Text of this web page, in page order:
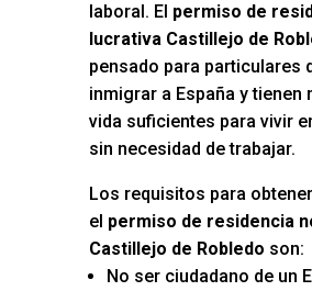
laboral. El permiso de
lucrativa Castillejo de
pensado para particulares
inmigrar a España y tienen
vida suficientes para vivir
sin necesidad de trabajar.
Los requisitos para obtener
el permiso de residencia
Castillejo de Robledo son:
No ser ciudadano de un